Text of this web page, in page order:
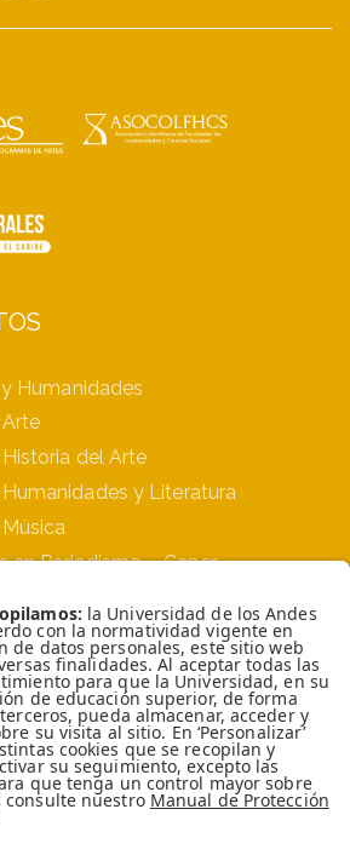
Humanidades
del Arte
y Literatura
en Periodismo – Ceper
TOP
Andes | Vigilada MinEducación
como Universidad: Decreto